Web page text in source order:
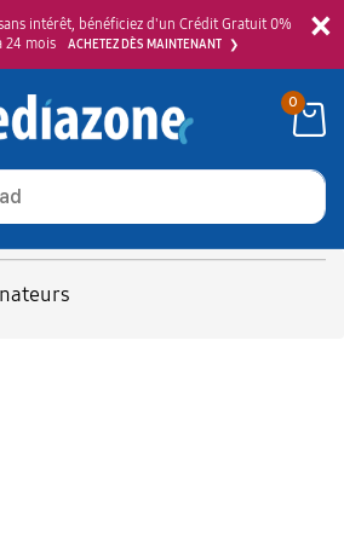
×
intérêt, bénéficiez d'un Crédit Gratuit 0%
24 mois
ACHETEZ DÈS MAINTENANT
0